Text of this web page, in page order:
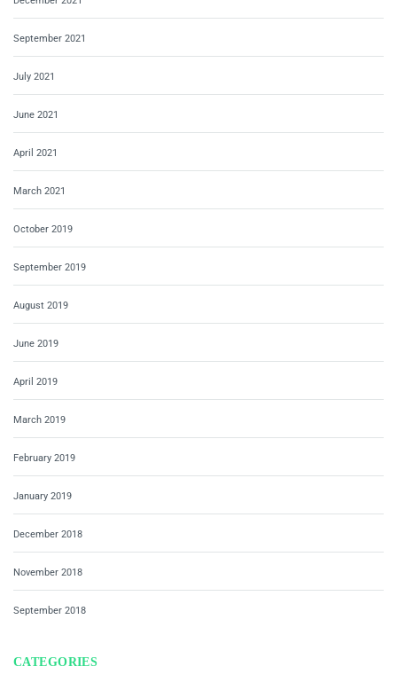
September 2021
July 2021
June 2021
April 2021
March 2021
October 2019
September 2019
August 2019
June 2019
April 2019
March 2019
February 2019
January 2019
December 2018
November 2018
September 2018
CATEGORIES